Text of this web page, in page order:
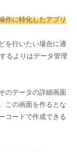
作に特化したアプリ
を行いたい場合に適
るよりはデータ管理
のデータの詳細画面
この画面を作るとな
コードで作成できる